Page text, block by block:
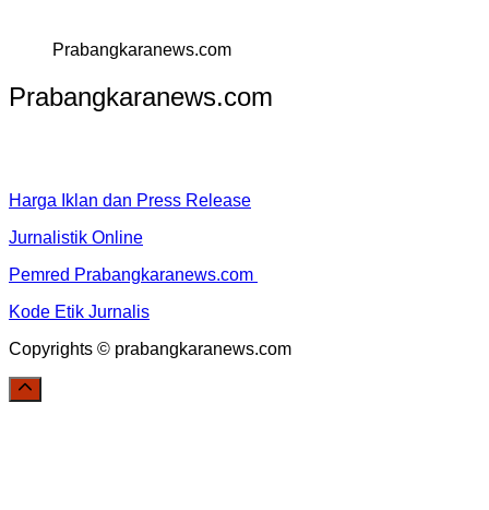
Prabangkaranews.com
Prabangkaranews.com
Harga Iklan dan Press Release
Jurnalistik Online
Pemred Prabangkaranews.com
Kode Etik Jurnalis
Copyrights © prabangkaranews.com